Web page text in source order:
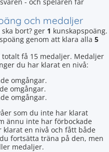
och medaljer
bort? ger 1 kunskapspoäng.
genom att klara alla 5
totalt få 15 medaljer. Medaljer
du har klarat en nivå:
omgångar.
omgångar.
omgångar.
som du inte har klarat
ännu inte har förbockade
en nivå och fått både
fortsätta träna på den, men
medaljer.